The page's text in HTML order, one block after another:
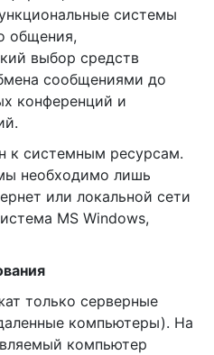
системы
общения,
выбор средств
сообщениями до
конференций и
к системным ресурсам.
необходимо лишь
или локальной сети
MS Windows,
только серверные
компьютеры). На
компьютер